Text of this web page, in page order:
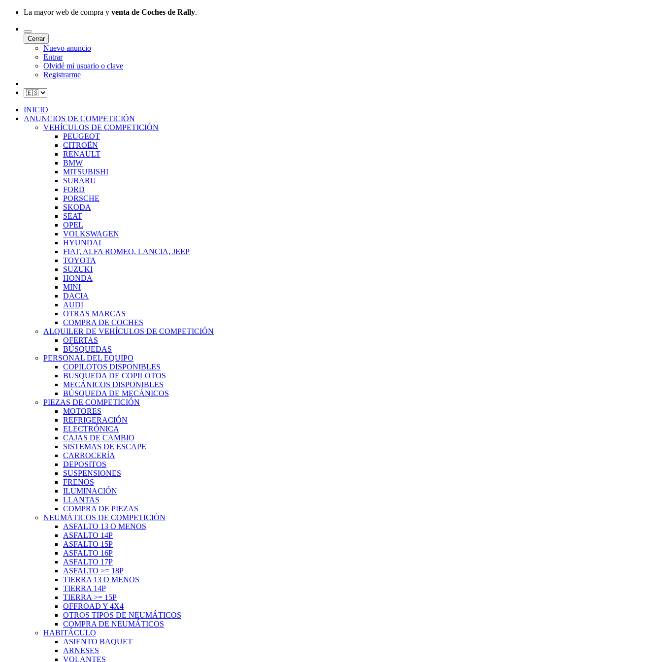
La mayor web de compra y venta de Coches de Rally.
Cerrar
Nuevo anuncio
Entrar
Olvidé mi usuario o clave
Registrarme
INICIO
ANUNCIOS DE COMPETICIÓN
VEHÍCULOS DE COMPETICIÓN
PEUGEOT
CITROËN
RENAULT
BMW
MITSUBISHI
SUBARU
FORD
PORSCHE
SKODA
SEAT
OPEL
VOLKSWAGEN
HYUNDAI
FIAT, ALFA ROMEO, LANCIA, JEEP
TOYOTA
SUZUKI
HONDA
MINI
DACIA
AUDI
OTRAS MARCAS
COMPRA DE COCHES
ALQUILER DE VEHÍCULOS DE COMPETICIÓN
OFERTAS
BÚSQUEDAS
PERSONAL DEL EQUIPO
COPILOTOS DISPONIBLES
BUSQUEDA DE COPILOTOS
MECÁNICOS DISPONIBLES
BÚSQUEDA DE MECÁNICOS
PIEZAS DE COMPETICIÓN
MOTORES
REFRIGERACIÓN
ELECTRÓNICA
CAJAS DE CAMBIO
SISTEMAS DE ESCAPE
CARROCERÍA
DEPOSITOS
SUSPENSIONES
FRENOS
ILUMINACIÓN
LLANTAS
COMPRA DE PIEZAS
NEUMÁTICOS DE COMPETICIÓN
ASFALTO 13 O MENOS
ASFALTO 14P
ASFALTO 15P
ASFALTO 16P
ASFALTO 17P
ASFALTO >= 18P
TIERRA 13 O MENOS
TIERRA 14P
TIERRA >= 15P
OFFROAD Y 4X4
OTROS TIPOS DE NEUMÁTICOS
COMPRA DE NEUMÁTICOS
HABITÁCULO
ASIENTO BAQUET
ARNESES
VOLANTES